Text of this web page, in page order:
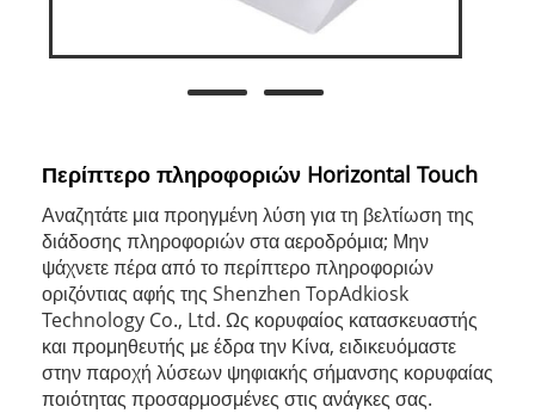
Περίπτερο πληροφοριών Horizontal Touch
Αναζητάτε μια προηγμένη λύση για τη βελτίωση της
διάδοσης πληροφοριών στα αεροδρόμια; Μην
ψάχνετε πέρα ​​από το περίπτερο πληροφοριών
οριζόντιας αφής της Shenzhen TopAdkiosk
Technology Co., Ltd. Ως κορυφαίος κατασκευαστής
και προμηθευτής με έδρα την Κίνα, ειδικευόμαστε
στην παροχή λύσεων ψηφιακής σήμανσης κορυφαίας
ποιότητας προσαρμοσμένες στις ανάγκες σας.